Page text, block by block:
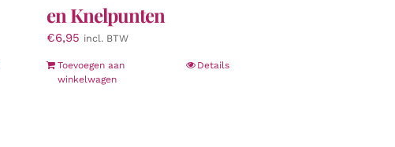
en Knelpunten
€6,95 incl. BTW
Toevoegen aan
winkelwagen
Details